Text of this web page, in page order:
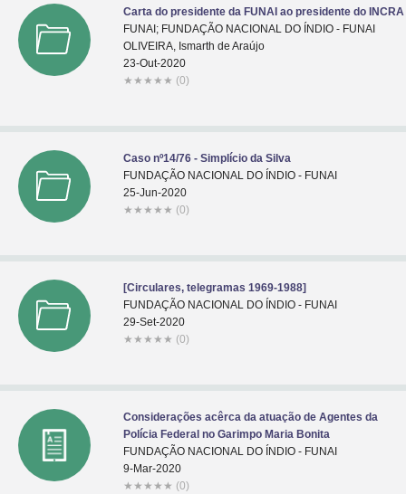
Carta do presidente da FUNAI ao presidente do INCRA
FUNAI; FUNDAÇÃO NACIONAL DO ÍNDIO - FUNAI
OLIVEIRA, Ismarth de Araújo
23-Out-2020
★ ★ ★ ★ ★ (0)
Caso nº14/76 - Simplício da Silva
FUNDAÇÃO NACIONAL DO ÍNDIO - FUNAI
25-Jun-2020
★ ★ ★ ★ ★ (0)
[Circulares, telegramas 1969-1988]
FUNDAÇÃO NACIONAL DO ÍNDIO - FUNAI
29-Set-2020
★ ★ ★ ★ ★ (0)
Considerações acêrca da atuação de Agentes da
Polícia Federal no Garimpo Maria Bonita
FUNDAÇÃO NACIONAL DO ÍNDIO - FUNAI
9-Mar-2020
★ ★ ★ ★ ★ (0)